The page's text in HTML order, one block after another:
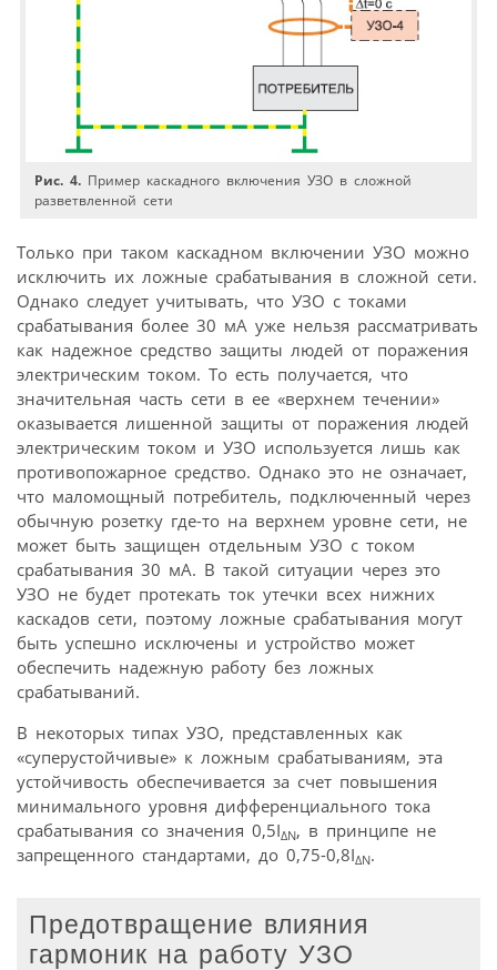
Рис. 4. Пример каскадного включения УЗО в сложной
разветвленной сети
Только при таком каскадном включении УЗО можно
исключить их ложные срабатывания в сложной сети.
Однако следует учитывать, что УЗО с токами
срабатывания более 30 мА уже нельзя рассматривать
как надежное средство защиты людей от поражения
электрическим током. То есть получается, что
значительная часть сети в ее «верхнем течении»
оказывается лишенной защиты от поражения людей
электрическим током и УЗО используется лишь как
противопожарное средство. Однако это не означает,
что маломощный потребитель, подключенный через
обычную розетку где-то на верхнем уровне сети, не
может быть защищен отдельным УЗО с током
срабатывания 30 мА. В такой ситуации через это
УЗО не будет протекать ток утечки всех нижних
каскадов сети, поэтому ложные срабатывания могут
быть успешно исключены и устройство может
обеспечить надежную работу без ложных
срабатываний.
В некоторых типах УЗО, представленных как
«суперустойчивые» к ложным срабатываниям, эта
устойчивость обеспечивается за счет повышения
минимального уровня дифференциального тока
срабатывания со значения 0,5IΔN, в принципе не
запрещенного стандартами, до 0,75-0,8IΔN.
Предотвращение влияния
гармоник на работу УЗО